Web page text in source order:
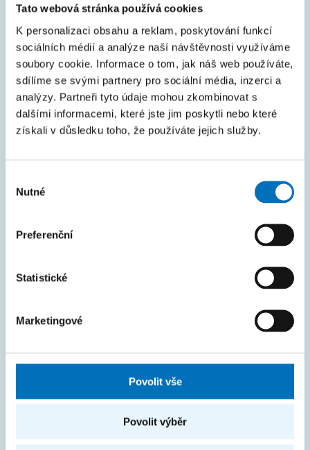
Tato webová stránka používá cookies
K personalizaci obsahu a reklam, poskytování funkcí
sociálních médií a analýze naší návštěvnosti využíváme
soubory cookie. Informace o tom, jak náš web používáte,
sdílíme se svými partnery pro sociální média, inzerci a
analýzy. Partneři tyto údaje mohou zkombinovat s
dalšími informacemi, které jste jim poskytli nebo které
získali v důsledku toho, že používáte jejich služby.
souhlasu
Nutné
Preferenční
Statistické
Marketingové
Povolit vše
Povolit výběr
Rozcestník systémů
KOS
Courses
Intranet
Uchazeči
Spolupráce
Život na FIT
DIČ: CZ68407700
České vysoké učení technické v Praze